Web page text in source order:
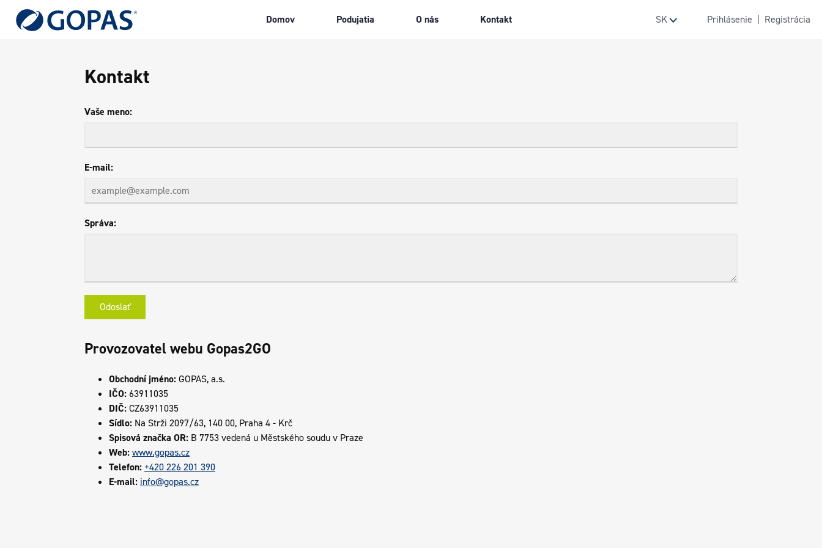
Domov Podujatia O nás Kontakt SK Prihlásenie Registrácia
Kontakt
Vaše meno
E-mail
Správa
Provozovatel webu Gopas2GO
Obchodní jméno:GOPAS, a.s.
IČO:63911035
DIČ:CZ63911035
Sídlo: Na Strži 2097/63, 140 00, Praha 4 - Krč
Spisová značka OR: B 7753 vedená u Městského soudu v Praze
Web:www.gopas.cz
Telefon:+420 226 201 390
E-mail: info@gopas.cz